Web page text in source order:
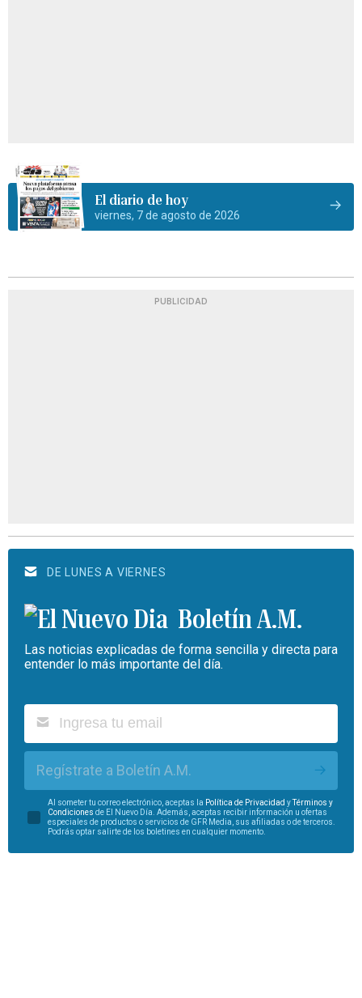
El diario de hoy
viernes, 7 de agosto de 2026
PUBLICIDAD
DE LUNES A VIERNES
Boletín A.M.
Las noticias explicadas de forma sencilla y directa para
entender lo más importante del día.
Regístrate a Boletín A.M.
Al someter tu correo electrónico, aceptas la Política de Privacidad yTérminos y
Condiciones de El Nuevo Día. Además, aceptas recibir información u ofertas
especiales de productos o servicios de GFR Media, sus afiliadas o de terceros.
Podrás optar salirte de los boletines en cualquier momento.